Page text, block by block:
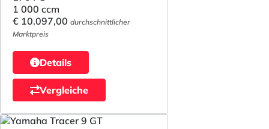
1 000 ccm
€ 10.097,00 durchschnittlicher
Marktpreis
Details
Vergleiche